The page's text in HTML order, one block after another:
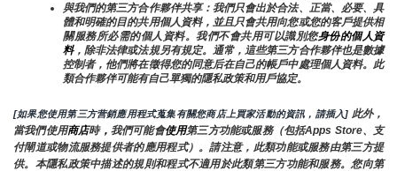
與我們的第三方合作夥伴共享：我們只會出於合法、正當、必要、具
體和明確的目的共用個人資料，並且只會共用向您或您的客戶提供相
關服務所必需的個人資料。我們不會共用可以識別您身份的個人資
料，除非法律或法規另有規定。通常，這些第三方合作夥伴也是數據
控制者，他們將在徵得您的同意后在自己的帳戶中處理個人資料。此
類合作夥伴可能有自己單獨的隱私政策和用戶協定。
[如果您使用第三方营銷應用程式蒐集有關您商店上買家活動的資訊，請插入] 此外，
當我們使用商店時， 我們可能會使用第三方功能或服務（包括Apps Store、支
付閘道或物流服務提供者的應用程式）。請注意，此類功能或服務由第三方提
供。本隱私政策中描述的規則和程式不適用於此類第三方功能和服務。您向第